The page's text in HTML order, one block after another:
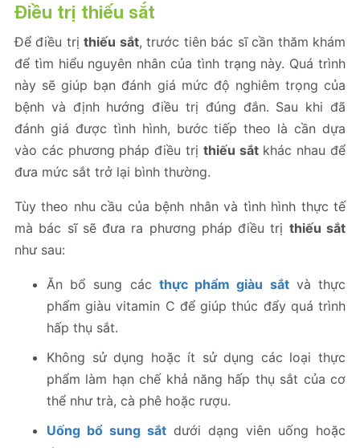
Điều trị thiếu sắt
Để điều trịthiếu sắt, trước tiên bác sĩ cần thăm khám
để tìm hiểu nguyên nhân của tình trạng này. Quá trình
này sẽ giúp bạn đánh giá mức độ nghiêm trọng của
bệnh và định hướng điều trị đúng đắn. Sau khi đã
đánh giá được tình hình, bước tiếp theo là cần dựa
vào các phương pháp điều trị thiếu sắtkhác nhau để
đưa mức sắt trở lại bình thường.
Tùy theo nhu cầu của bệnh nhân và tình hình thực tế
mà bác sĩ sẽ đưa ra phương pháp điều trị thiếu sắt
như sau:
Ăn bổ sung các thực phẩm giàu sắtvà thực
phẩm giàu vitamin C để giúp thúc đẩy quá trình
hấp thụ sắt.
Không sử dụng hoặc ít sử dụng các loại thực
phẩm làm hạn chế khả năng hấp thụ sắt của cơ
thể như trà, cà phê hoặc rượu.
Uống bổ sung sắt dưới dạng viên uống hoặc